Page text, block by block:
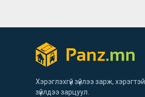
Хэрэглэхгүй зүйлээ зарж, хэрэгтэй
зүйлдээ зарцуул.